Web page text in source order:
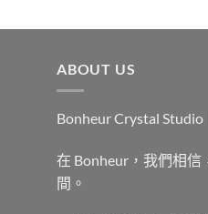
ABOUT US
Bonheur Crystal
在 Bonheur，我們相
間。